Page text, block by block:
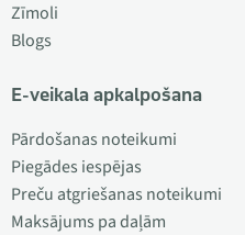
Zīmoli
Blogs
E-veikala apkalpošana
Pārdošanas noteikumi
Piegādes iespējas
Preču atgriešanas noteikumi
Maksājums pa daļām